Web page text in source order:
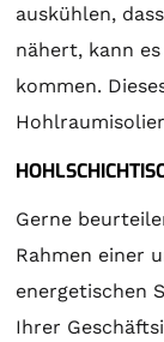
auskühlen,
nähert, kann
kommen.
Gerne
Rahmen einer
energetischen
Ihrer